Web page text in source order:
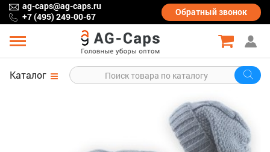
ag-caps@ag-caps.ru
+7 (495) 249-00-67
Обратныйзвонок
Каталог